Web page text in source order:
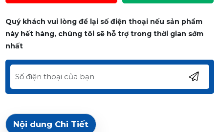
Quý khách vui lòng để lại số điện thoại nếu sản phẩm
này hết hàng, chúng tôi sẽ hỗ trợ trong thời gian sớm
nhất
Nội dung Chi Tiết